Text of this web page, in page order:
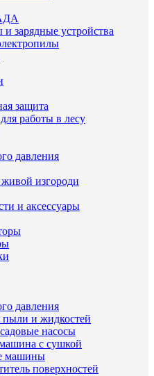
зарядные устройства
защита
работы в лесу
давления
изгороди
и аксессуары
давления
и жидкостей
насосы
с сушкой
машины
поверхностей